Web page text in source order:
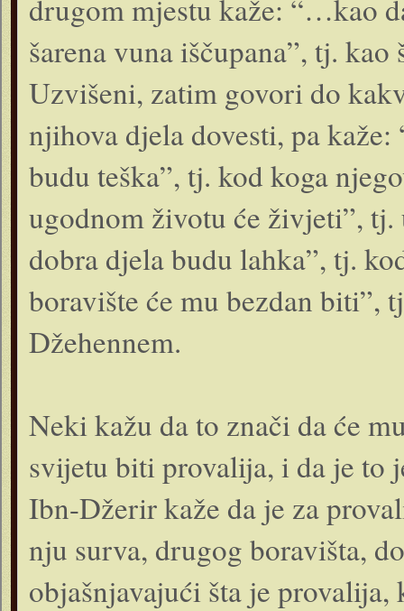
drugom mjestu kaže: “…kao
šarena vuna iščupana”, tj.
Uzvišeni, zatim govori do
njihova djela dovesti, pa
budu teška”, tj. kod koga
ugodnom životu će živjeti”,
dobra djela budu lahka”, tj.
boravište će mu bezdan biti”,
Džehennem.
Neki kažu da to znači da će
svijetu biti provalija, i da je to
Ibn-Džerir kaže da je za
nju surva, drugog boravišta,
objašnjavajući šta je provalija,